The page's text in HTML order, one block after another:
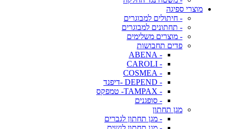
מוצרי ספיגה
- חיתולים למבוגרים
- תחתונים למבוגרים
- מוצרים משלימים
פדים תחבושות
- ABENA
- CAROLI
- COSMEA
- DEPEND -דיפנד
- TAMPAX- טמפקס
- סופגנים
מגן תחתון
- מגן תחתון לגברים